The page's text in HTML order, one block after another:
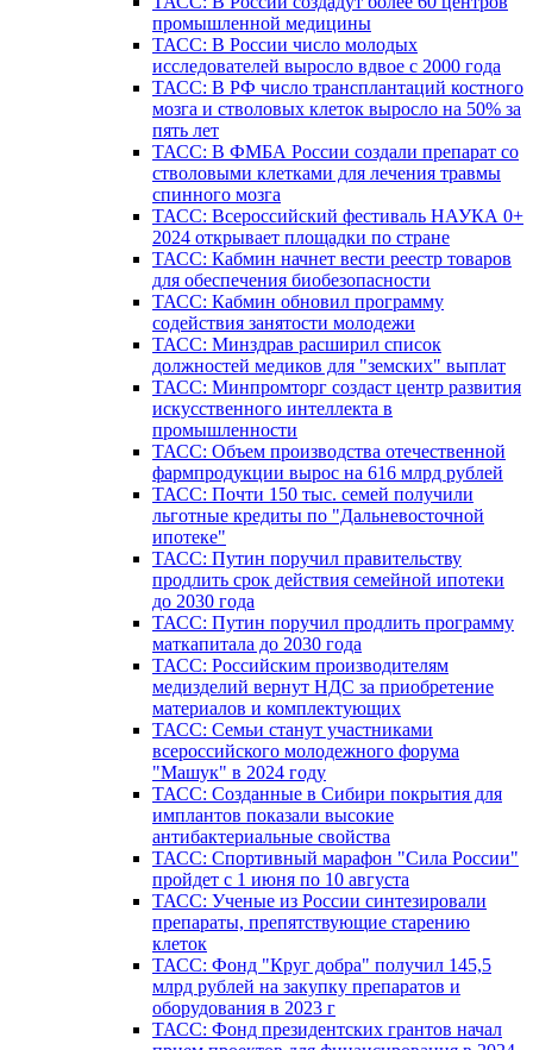
промышленной медицины
ТАСС: В России число молодых
исследователей выросло вдвое с 2000 года
ТАСС: В РФ число трансплантаций костного
мозга и стволовых клеток выросло на 50% за
пять лет
ТАСС: В ФМБА России создали препарат со
стволовыми клетками для лечения травмы
спинного мозга
ТАСС: Всероссийский фестиваль НАУКА 0+
2024 открывает площадки по стране
ТАСС: Кабмин начнет вести реестр товаров
для обеспечения биобезопасности
ТАСС: Кабмин обновил программу
содействия занятости молодежи
ТАСС: Минздрав расширил список
должностей медиков для "земских" выплат
ТАСС: Минпромторг создаст центр развития
искусственного интеллекта в
промышленности
ТАСС: Объем производства отечественной
фармпродукции вырос на 616 млрд рублей
ТАСС: Почти 150 тыс. семей получили
льготные кредиты по "Дальневосточной
ипотеке"
ТАСС: Путин поручил правительству
продлить срок действия семейной ипотеки
до 2030 года
ТАСС: Путин поручил продлить программу
маткапитала до 2030 года
ТАСС: Российским производителям
медизделий вернут НДС за приобретение
материалов и комплектующих
ТАСС: Семьи станут участниками
всероссийского молодежного форума
"Машук" в 2024 году
ТАСС: Созданные в Сибири покрытия для
имплантов показали высокие
антибактериальные свойства
ТАСС: Спортивный марафон "Сила России"
пройдет с 1 июня по 10 августа
ТАСС: Ученые из России синтезировали
препараты, препятствующие старению
клеток
ТАСС: Фонд "Круг добра" получил 145,5
млрд рублей на закупку препаратов и
оборудования в 2023 г
ТАСС: Фонд президентских грантов начал